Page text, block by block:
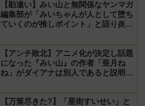
【勘違い】みい山と無関係なヤンマガ
編集部が「みいちゃんが人として堕ち
ていくのが推しポイント」と語り炎上
ス】
【アンチ敗北】アニメ化が決定し話題
になった『みい山』の作者「亜月ね
ね」がダイアナは別人であると説明し
【万策尽きた?】「星街すいせい」と